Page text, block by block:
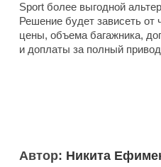
Sport более выгодной
Решение будет зависеть от
цены, объема багажника,
и доплаты за полный
Автор: Никита